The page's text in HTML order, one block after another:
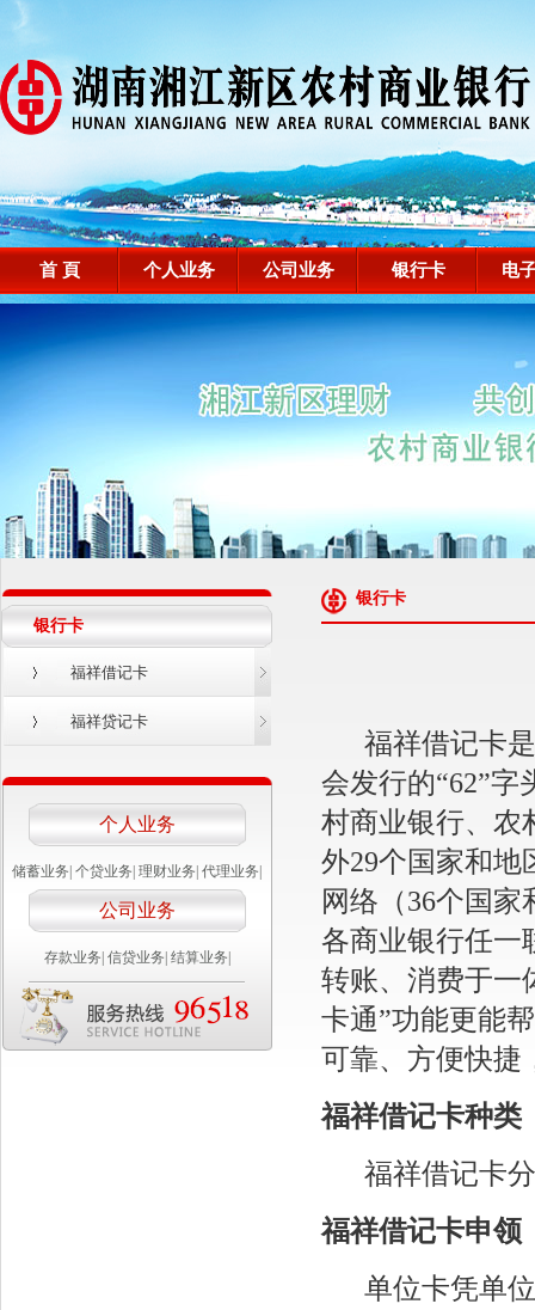
首 頁 个人业务 公司业务 银行卡 电
银行卡
福祥借记卡
福祥贷记卡
个人业务
储蓄业务 个贷业务 理财业务 代理业务
公司业务
存款业务 信贷业务 结算业务
银行卡
福祥借记卡是
会发行的“62”
村商业银行、农
外29个国家和地
网络（36个国
各商业银行任一
转账、消费于一
卡通”功能更能
可靠、方便快捷
福祥借记卡种类
福祥借记卡分
福祥借记卡申领
单位卡凭单位